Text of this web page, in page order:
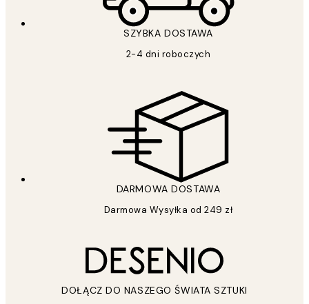
SZYBKA DOSTAWA
2-4 dni roboczych
DARMOWA DOSTAWA
Darmowa Wysyłka od 249 zł
DOŁĄCZ DO NASZEGO ŚWIATA SZTUKI